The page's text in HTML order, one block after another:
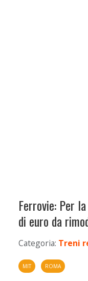
Ferrovie: Per
di euro da
Categoria: Treni
MIT ROMA